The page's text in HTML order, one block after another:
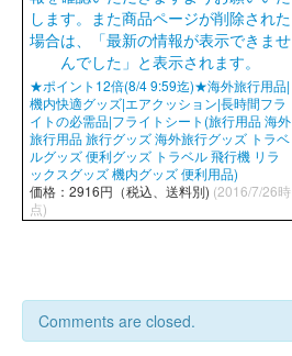
★ポイント12倍(8/4 9:59迄)★海外旅行用品|
機内快適グッズ|エアクッション|長時間フラ
イトの必需品|フライトシート(旅行用品 海外
旅行用品 旅行グッズ 海外旅行グッズ トラベ
ルグッズ 便利グッズ トラベル 飛行機 リラ
ックスグッズ 機内グッズ 便利用品)
価格：2916円（税込、送料別) (2016/7/26時
点)
Comments are closed.